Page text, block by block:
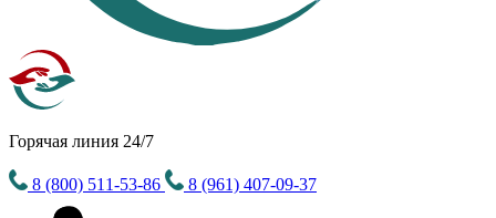
Горячая линия 24/7
8 (800) 511-53-86 8 (961) 407-09-37